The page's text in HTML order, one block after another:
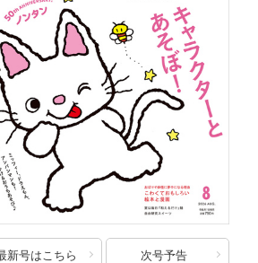
新号はこちら 次号予告